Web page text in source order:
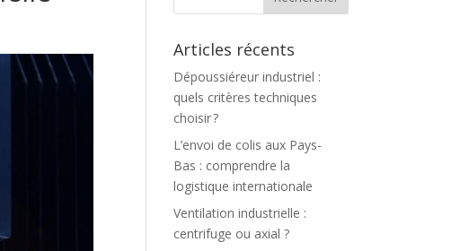
Articles récents
Dépoussiéreur industriel :
quels critères techniques
choisir ?
L’envoi de colis aux Pays-
Bas : comprendre la
logistique internationale
Ventilation industrielle :
centrifuge ou axial ?